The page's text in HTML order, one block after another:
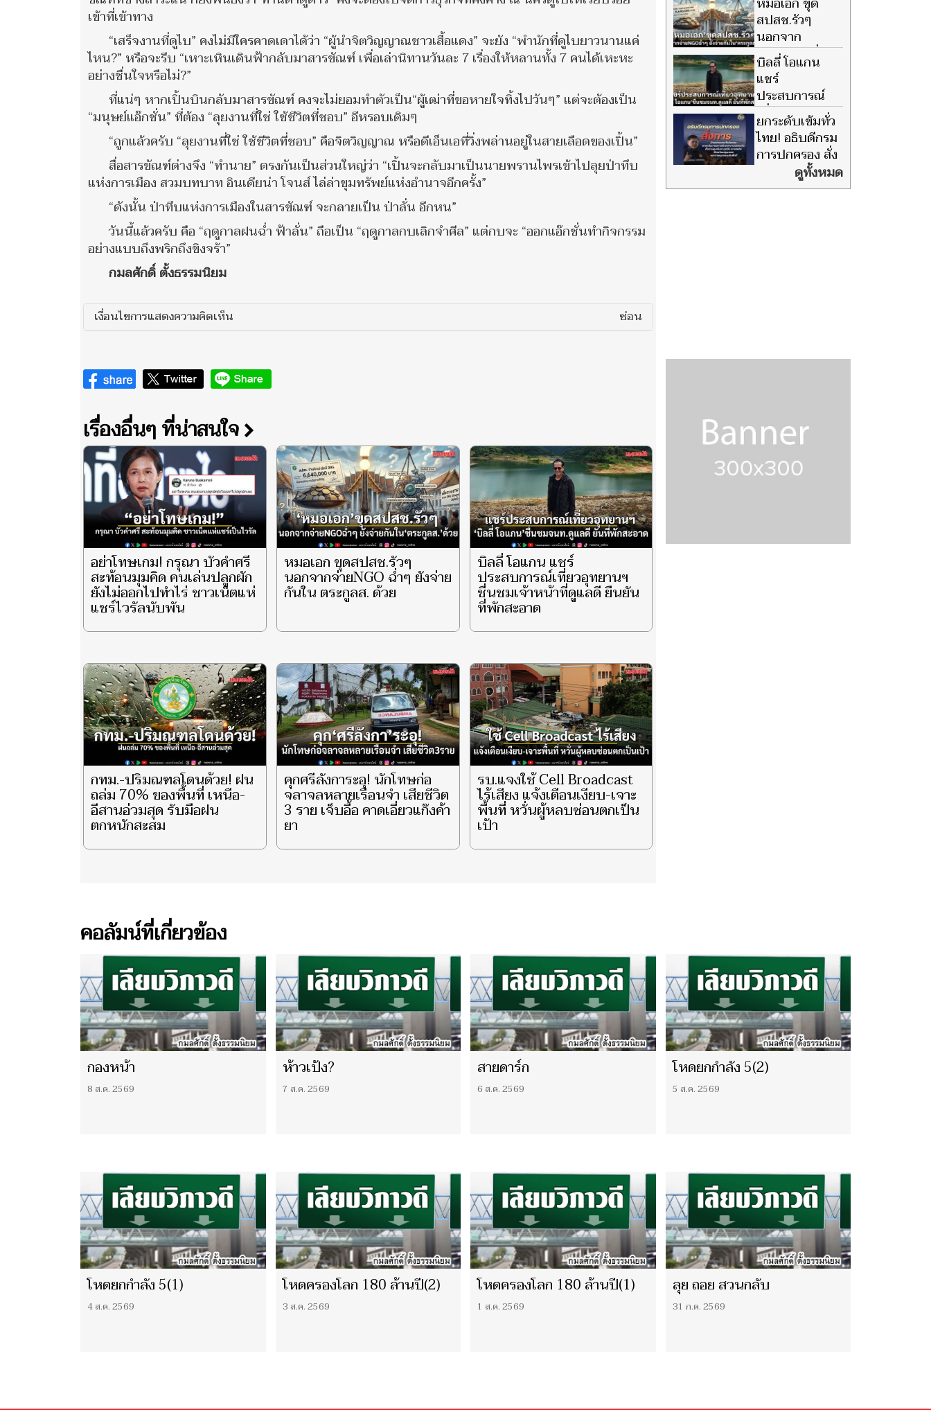
เข้าที่เข้าทาง
“เสร็จงานที่ดูไบ” คงไม่มีใครคาดเดาได้ว่า “ผู้นำจิตวิญญาณชาวเสื้อแดง” จะยัง “พำนักที่ดูไบยาวนานแค่
ไหน?” หรือจะรีบ “เหาะเหินเดินฟ้ากลับมาสารขัณฑ์ เพื่อเล่านิทานวันละ 7 เรื่องให้หลานทั้ง 7 คนได้เหะหะ
อย่างชื่นใจหรือไม่?”
ที่แน่ๆ หากเปิ้นบินกลับมาสารขัณฑ์ คงจะไม่ยอมทำตัวเป็น“ผู้เฒ่าที่ขอหายใจทิ้งไปวันๆ” แต่จะต้องเป็น
“มนุษย์แอ๊กชั่น” ที่ต้อง “ลุยงานที่ใช่ ใช้ชีวิตที่ชอบ” อีหรอบเดิมๆ
“ถูกแล้วครับ “ลุยงานที่ใช่ ใช้ชีวิตที่ชอบ” คือจิตวิญญาณ หรือดีเอ็นเอที่วิ่งพล่านอยู่ในสายเลือดของเปิ้น”
สื่อสารขัณฑ์ต่างจึง “ทำนาย” ตรงกันเป็นส่วนใหญ่ว่า “เปิ้นจะกลับมาเป็นนายพรานไพรเข้าไปลุยป่าทึบ
แห่งการเมือง สวมบทบาท อินเดียน่า โจนส์ ไล่ล่าขุมทรัพย์แห่งอำนาจอีกครั้ง”
“ดังนั้น ป่าทึบแห่งการเมืองในสารขัณฑ์ จะกลายเป็น ป่าลั่น อีกหน”
วันนี้แล้วครับ คือ “ฤดูกาลฝนฉ่ำ ฟ้าลั่น” ถือเป็น “ฤดูกาลกบเลิกจำศีล” แต่กบจะ “ออกแอ๊กชั่นทำกิจกรรม
อย่างแบบถึงพริกถึงขิงจร้า”
กมลศักดิ์ ตั้งธรรมนิยม
เงื่อนไขการแสดงความคิดเห็น ซ่อน
เรื่องอื่นๆ ที่น่าสนใจ
อย่าโทษเกม! กรุณา บัวคำศรี
สะท้อนมุมคิด คนเล่นปลูกผัก
ยังไม่ออกไปทำไร่ ชาวเน็ตแห่
แชร์ไวรัลนับพัน
หมอเอก ขุดสปสช.รัวๆ
นอกจากจ่ายNGO ฉ่ำๆ ยังจ่าย
กันใน ตระกูลส. ด้วย
บิลลี่ โอแกน แชร์
ประสบการณ์เที่ยวอุทยานฯ
ชื่นชมเจ้าหน้าที่ดูแลดี ยืนยัน
ที่พักสะอาด
กทม.-ปริมณฑลโดนด้วย! ฝน
ถล่ม 70% ของพื้นที่ เหนือ-
อีสานอ่วมสุด รับมือฝน
ตกหนักสะสม
คุกศรีลังการะอุ! นักโทษก่อ
จลาจลหลายเรือนจำ เสียชีวิต
3 ราย เจ็บอื้อ คาดเอี่ยวแก๊งค้า
ยา
รบ.แจงใช้ Cell Broadcast
ไร้เสียง แจ้งเตือนเงียบ-เจาะ
พื้นที่ หวั่นผู้หลบซ่อนตกเป็น
เป้า
ราดยิง ซัดมีแต่โรงเรียนรัฐ
สปสช.รัวๆ
นอกจาก
จ่ายNGO ฉ่ำๆ
ยังจ่ายกันใน ตระกูลส. ด้วย
บิลลี่ โอแกน
แชร์
ประสบการณ์
เที่ยวอุทยานฯ
ชื่นชมเจ้าหน้าที่ดูแลดี ยืนยัน
ที่พักสะอาด
ยกระดับเข้มทั่ว
ไทย! อธิบดีกรม
การปกครอง สั่ง
ปูพรมตรวจ
อาวุธ-ยา ล็อกพื้นที่เสี่ยง สกัด
ดูทั้งหมด
คอลัมน์ที่เกี่ยวข้อง
กองหน้า
8 ส.ค. 2569
ห้าวเป้ง?
7 ส.ค. 2569
สายดาร์ก
6 ส.ค. 2569
โหดยกกำลัง 5(2)
5 ส.ค. 2569
โหดยกกำลัง 5(1)
4 ส.ค. 2569
โหดครองโลก 180 ล้านปี(2)
3 ส.ค. 2569
โหดครองโลก 180 ล้านปี(1)
1 ส.ค. 2569
ลุย ถอย สวนกลับ
31 ก.ค. 2569